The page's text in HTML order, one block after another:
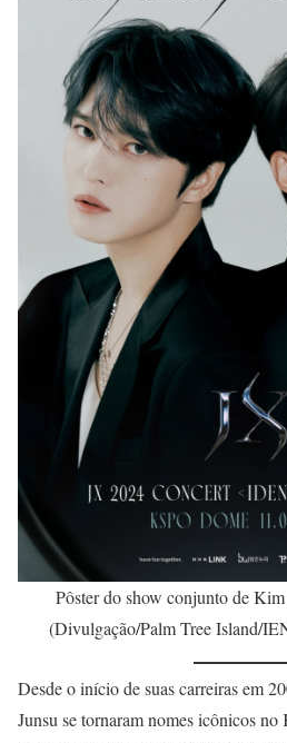
Pôster do show conjunto de
(Divulgação/Palm Tree Island/
Desde o início de suas carreiras em
Junsu se tornaram nomes icônicos